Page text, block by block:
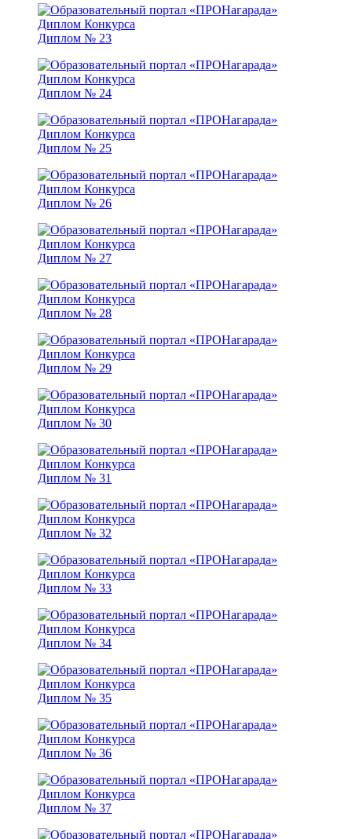
Диплом № 23
Диплом № 24
Диплом № 25
Диплом № 26
Диплом № 27
Диплом № 28
Диплом № 29
Диплом № 30
Диплом № 31
Диплом № 32
Диплом № 33
Диплом № 34
Диплом № 35
Диплом № 36
Диплом № 37